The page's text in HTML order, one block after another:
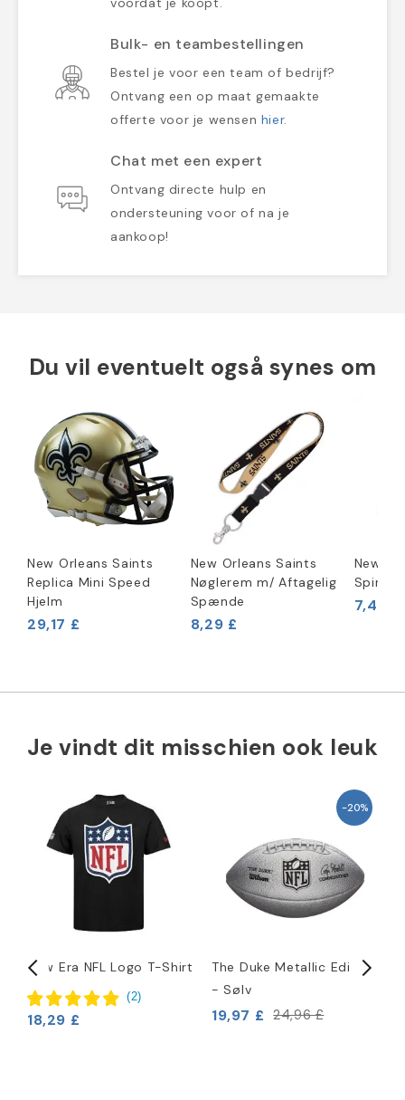
Bulk- en teambestellingen
Bestel je voor een team of bedrijf?
Ontvang een op maat gemaakte
offerte voor je wensen hier.
Chat met een expert
Ontvang directe hulp en
ondersteuning voor of na je
aankoop!
Du vil eventuelt også synes om
New Orleans Saints
Replica Mini Speed
Hjelm
29,17 £
New Orleans Saints
Nøglerem m/ Aftagelig
Spænde
8,29 £
New
7,46 £
Je vindt dit misschien ook leuk
New Era NFL Logo T-Shirt
(2)
18,29 £
-20%
The Duke Metallic Edition
- Sølv
19,97 £ 24,96 £